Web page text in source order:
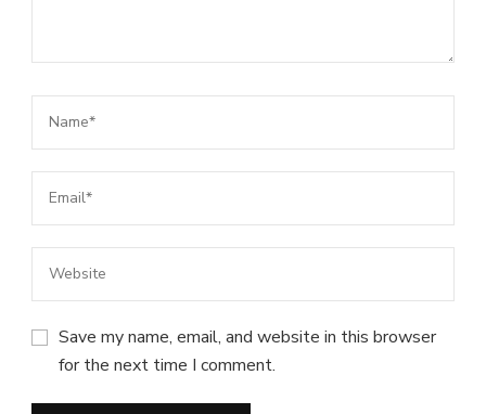
Save my name, email, and website in this browser
for the next time I comment.